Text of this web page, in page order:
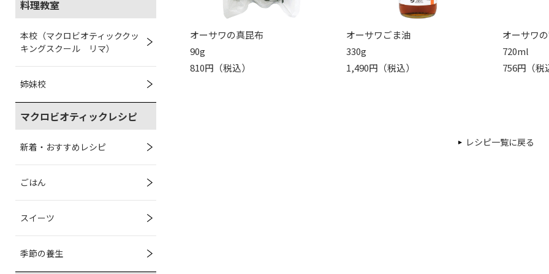
料理教室
本校（マクロビオティッククッ
キングスクール リマ）
姉妹校
マクロビオティックレシピ
新着・おすすめレシピ
ごはん
スイーツ
季節の養生
オーサワの真昆布
90g
810円（税込）
オーサワごま油
330g
1,490円（税込）
オーサワ
720ml
756円（税
レシピ一覧に戻る